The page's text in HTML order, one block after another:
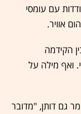
עם עומסי
אוויר.
הקידמה
ואף מילה על
גם דותן, "מדובר